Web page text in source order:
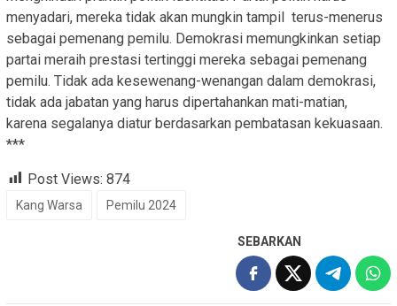
menyadari, mereka tidak akan mungkin tampil terus-menerus
sebagai pemenang pemilu. Demokrasi memungkinkan setiap
partai meraih prestasi tertinggi mereka sebagai pemenang
pemilu. Tidak ada kesewenang-wenangan dalam demokrasi,
tidak ada jabatan yang harus dipertahankan mati-matian,
karena segalanya diatur berdasarkan pembatasan kekuasaan.
***
Post Views: 874
Kang Warsa Pemilu 2024
SEBARKAN